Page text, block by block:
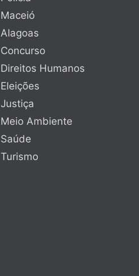
Maceió
Alagoas
Concurso
Direitos Humanos
Eleições
Justiça
Meio Ambiente
Saúde
Turismo